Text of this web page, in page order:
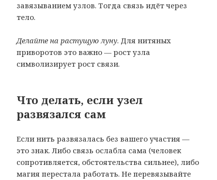
завязыванием узлов. Тогда связь идёт через
тело.
Делайте на растущую луну. Для нитяных
приворотов это важно — рост узла
символизирует рост связи.
Что делать, если узел
развязался сам
Если нить развязалась без вашего участия —
это знак. Либо связь ослабла сама (человек
сопротивляется, обстоятельства сильнее), либо
магия перестала работать. Не перевязывайте